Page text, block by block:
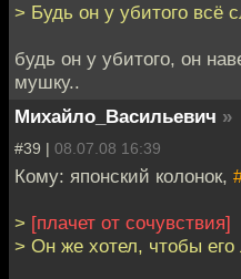
> Будь он у убитого всё
будь он у убитого, он
мушку..
Михайло_Васильевич »
#39 | 08.07.08 16:39
Кому: японский колонок,
> [плачет от сочувствия]
> Он же хотел, чтобы